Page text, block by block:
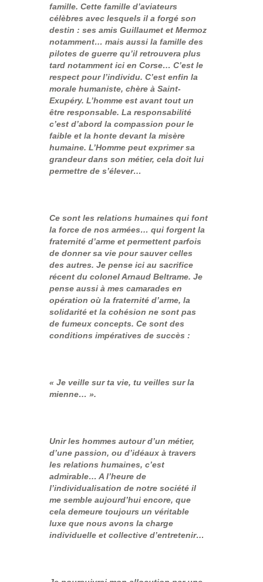
famille. Cette famille d’aviateurs
célèbres avec lesquels il a forgé son
destin : ses amis Guillaumet et Mermoz
notamment… mais aussi la famille des
pilotes de guerre qu’il retrouvera plus
tard notamment ici en Corse… C’est le
respect pour l’individu. C’est enfin la
morale humaniste, chère à Saint-
Exupéry. L’homme est avant tout un
être responsable. La responsabilité
c’est d’abord la compassion pour le
faible et la honte devant la misère
humaine. L’Homme peut exprimer sa
grandeur dans son métier, cela doit lui
permettre de s’élever…
Ce sont les relations humaines qui font
la force de nos armées… qui forgent la
fraternité d’arme et permettent parfois
de donner sa vie pour sauver celles
des autres. Je pense ici au sacrifice
récent du colonel Arnaud Beltrame. Je
pense aussi à mes camarades en
opération où la fraternité d’arme, la
solidarité et la cohésion ne sont pas
de fumeux concepts. Ce sont des
conditions impératives de succès :
« Je veille sur ta vie, tu veilles sur la
mienne… ».
Unir les hommes autour d’un métier,
d’une passion, ou d’idéaux à travers
les relations humaines, c’est
admirable… A l’heure de
l’individualisation de notre société il
me semble aujourd’hui encore, que
cela demeure toujours un véritable
luxe que nous avons la charge
individuelle et collective d’entretenir…